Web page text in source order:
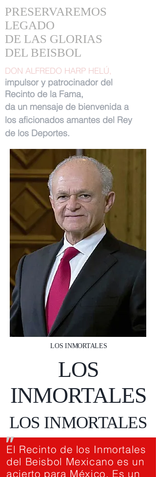
PRESERVAREMOS
LEGADO
DE LAS GLORIAS
DEL BEISBOL
DON ALFREDO HARP HELÚ,
impulsor y patrocinador del
Recinto de la Fama,
da un mensaje de bienvenida a
los aficionados amantes del Rey
de los Deportes.
LOS INMORTALES
LOS
INMORTALES
LOS INMORTALES
El Recinto de los Inmortales
del Beisbol Mexicano es un
acierto para México. Es un
"